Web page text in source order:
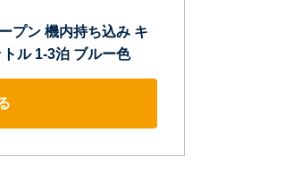
プン 機内持ち込み キ
ル 1-3泊 ブルー色